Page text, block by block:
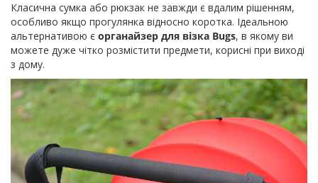
Класична сумка або рюкзак не завжди є вдалим рішенням,
особливо якщо прогулянка відносно коротка. Ідеальною
альтернативою є органайзер для візка Bugs, в якому ви
можете дуже чітко розмістити предмети, корисні при виході
з дому.